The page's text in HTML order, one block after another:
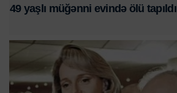
49 yaşlı müğənni evində ölü tapıldı